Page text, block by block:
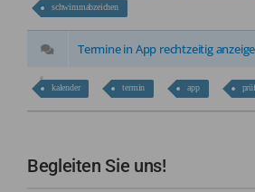
schwimmabzeichen
Termine in App rechtzeitig
kalender termin app
Begleiten Sie uns!